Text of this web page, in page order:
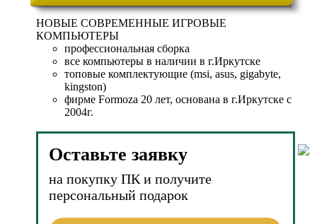
НОВЫЕ СОВРЕМЕННЫЕ ИГРОВЫЕ
КОМПЬЮТЕРЫ
профессиональная сборка
все компьютеры в наличии в г.Иркутске
топовые комплектующие (msi, asus, gigabyte,
kingston)
фирме Formoza 20 лет, основана в г.Иркутске с
2004г.
Оставьте заявку
на покупку ПК и получите
персональный подарок